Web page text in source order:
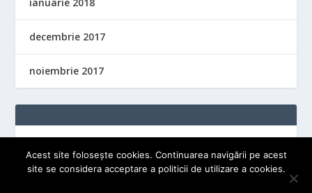
decembrie 2017
noiembrie 2017
Acest site folosește cookies. Continuarea navigării pe acest
site se considera acceptare a politicii de utilizare a cookies.